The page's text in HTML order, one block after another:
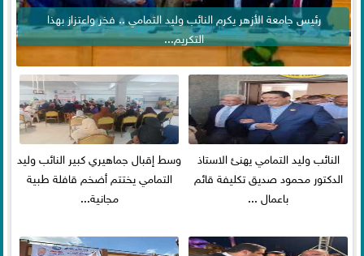
رئيس جامعة الأزهر يكرم النائب وليد التمامي .. فخر واعتزاز بهذا
التكريم...
النائب وليد التمامي يهنئ الاستاذ
الدكتور محمود صديق تكليفة قائم
باعمال ...
وسط إقبال جماهيري كبير النائب وليد
التمامي يختتم أضخم قافلة طبية
مجانية...